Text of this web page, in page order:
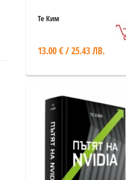
Те Ким
13.00 € / 25.43 ЛВ.